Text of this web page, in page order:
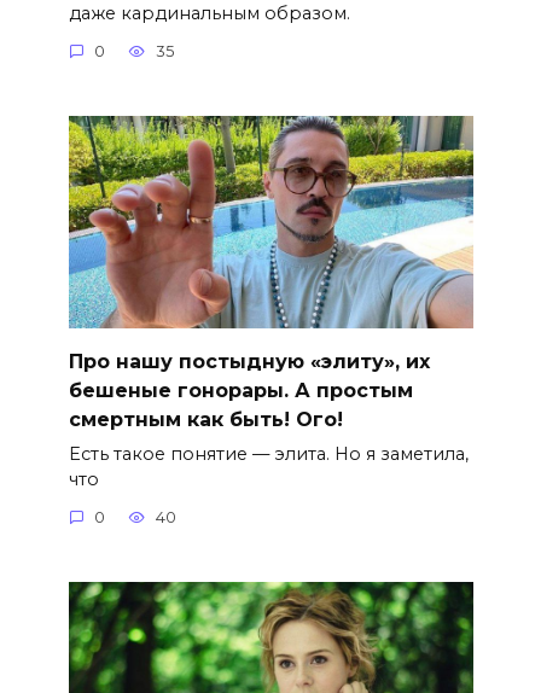
даже кардинальным образом.
0 35
Про нашу постыдную «элиту», их
бешеные гонорары. А простым
смертным как быть! Ого!
Есть такое понятие — элита. Но я заметила,
что
0 40